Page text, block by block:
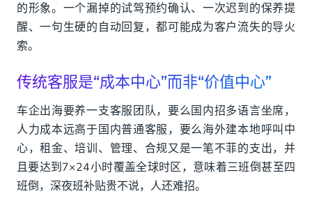
的形象。一个漏掉的试驾预约确认、一次迟到的保养提
醒、一句生硬的自动回复，都可能成为客户流失的导火
索。
传统客服是“成本中心”而非“价值中心”
车企出海要养一支客服团队，要么国内招多语言坐席，
人力成本远高于国内普通客服，要么海外建本地呼叫中
心，租金、培训、管理、合规又是一笔不菲的支出，并
且要达到7×24小时覆盖全球时区，意味着三班倒甚至四
班倒，深夜班补贴贵不说，人还难招。